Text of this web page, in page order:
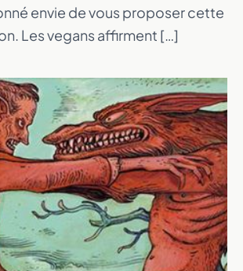
envie de vous proposer cette
Les vegans affirment […]